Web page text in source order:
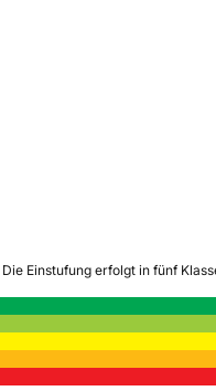
Die Einstufung erfolgt in fünf